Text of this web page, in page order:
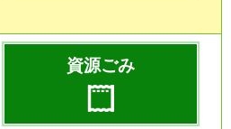
資源ごみ